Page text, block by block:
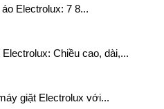
Electrolux: 7 8...
Chiều cao, dài,...
giặt Electrolux với...